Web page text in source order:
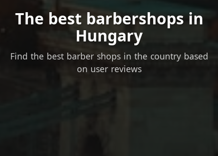
The best barbershops in
Hungary
Find the best barber shops in the country based
on user reviews